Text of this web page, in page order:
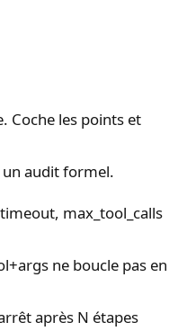
Coche les points et
un audit formel.
max_tool_calls
ne boucle pas en
après N étapes